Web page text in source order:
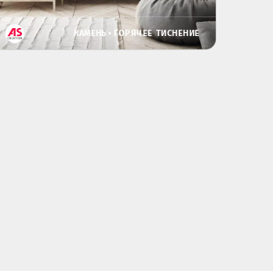
КАМЕНЬ • ГОРЯЧЕЕ ТИСНЕНИЕ